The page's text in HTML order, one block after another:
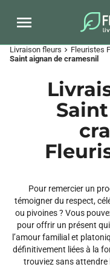
Livraison fleurs chevron_right Fleuristes
Saint aignan de cramesnil
Pour remercier un
témoigner du respect,
ou pivoines ? Vous
pour offrir un présent
l’amour familial et
définitivement liées à la
trouviez sans attendre